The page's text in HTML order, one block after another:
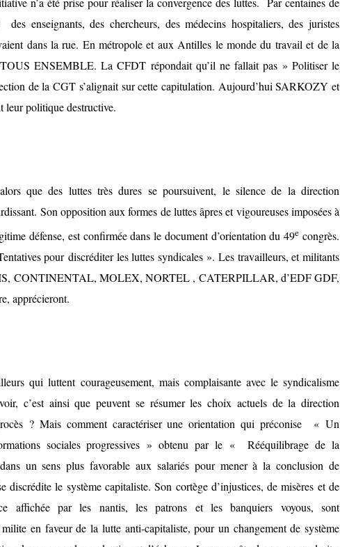
enseignants, des chercheurs, des médecins hospitaliers, des juristes
dans la rue. En métropole et aux Antilles le monde du travail et de la
ENSEMBLE. La CFDT répondait qu’il ne fallait pas » Politiser le
de la CGT s’alignait sur cette capitulation. Aujourd’hui SARKOZY et
politique destructive.
que des luttes très dures se poursuivent, le silence de la direction
Son opposition aux formes de luttes âpres et vigoureuses imposées à
défense, est confirmée dans le document d’orientation du 49e congrès.
pour discréditer les luttes syndicales ». Les travailleurs, et militants
CONTINENTAL, MOLEX, NORTEL , CATERPILLAR, d’EDF GDF,
apprécieront.
qui luttent courageusement, mais complaisante avec le syndicalisme
c’est ainsi que peuvent se résumer les choix actuels de la direction
? Mais comment caractériser une orientation qui préconise « Un
sociales progressives » obtenu par le « Rééquilibrage de la
un sens plus favorable aux salariés pour mener à la conclusion de
discrédite le système capitaliste. Son cortège d’injustices, de misères et de
affichée par les nantis, les patrons et les banquiers voyous, sont
en faveur de la lutte anti-capitaliste, pour un changement de système